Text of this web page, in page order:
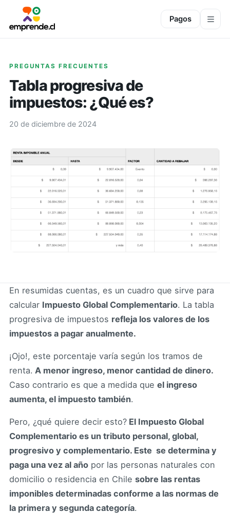
Pagos
PREGUNTAS FRECUENTES
Tabla progresiva de
impuestos: ¿Qué es?
20 de diciembre de 2024
En resumidas cuentas, es un cuadro que sirve para
calcular Impuesto Global Complementario. La tabla
progresiva de impuestos refleja los valores de los
impuestos a pagar anualmente.
¡Ojo!, este porcentaje varía según los tramos de
renta. A menor ingreso, menor cantidad de dinero.
Caso contrario es que a medida que el ingreso
aumenta, el impuesto también.
Pero, ¿qué quiere decir esto? El Impuesto Global
Complementario es un tributo personal, global,
progresivo y complementario. Este se determina y
paga una vez al año por las personas naturales con
domicilio o residencia en Chile sobre las rentas
imponibles determinadas conforme a las normas de
la primera y segunda categoría.